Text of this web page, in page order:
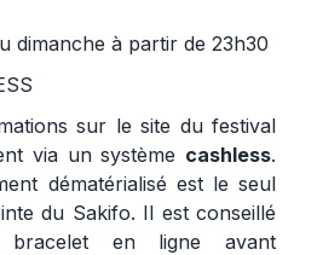
dimanche à partir de 23h30
sur le site du festival
via un système cashless.
dématérialisé est le seul
du Sakifo. Il est conseillé
en ligne avant